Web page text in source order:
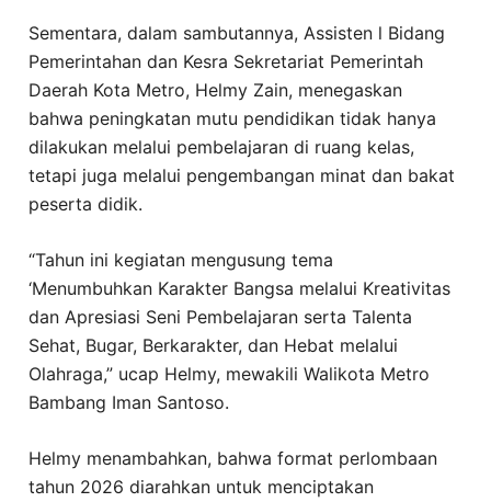
Sementara, dalam sambutannya, Assisten l Bidang
Pemerintahan dan Kesra Sekretariat Pemerintah
Daerah Kota Metro, Helmy Zain, menegaskan
bahwa peningkatan mutu pendidikan tidak hanya
dilakukan melalui pembelajaran di ruang kelas,
tetapi juga melalui pengembangan minat dan bakat
peserta didik.
“Tahun ini kegiatan mengusung tema
‘Menumbuhkan Karakter Bangsa melalui Kreativitas
dan Apresiasi Seni Pembelajaran serta Talenta
Sehat, Bugar, Berkarakter, dan Hebat melalui
Olahraga,” ucap Helmy, mewakili Walikota Metro
Bambang Iman Santoso.
Helmy menambahkan, bahwa format perlombaan
tahun 2026 diarahkan untuk menciptakan